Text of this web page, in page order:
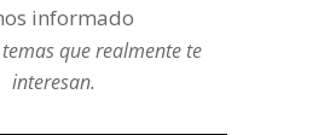
informado
que realmente te
interesan.